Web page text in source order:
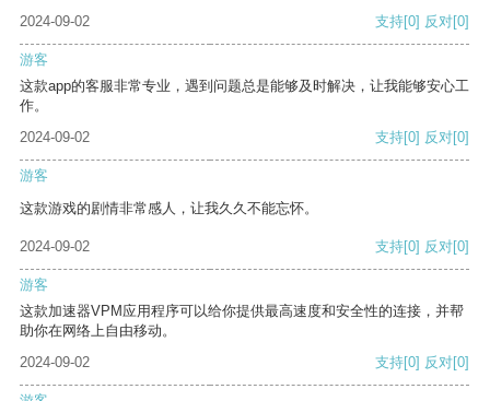
2024-09-02
支持[0] 反对[0]
游客
这款app的客服非常专业，遇到问题总是能够及时解决，让我能够安心工
作。
2024-09-02
支持[0] 反对[0]
游客
这款游戏的剧情非常感人，让我久久不能忘怀。
2024-09-02 支持[0] 反对[0]
游客
这款加速器VPM应用程序可以给你提供最高速度和安全性的连接，并帮
助你在网络上自由移动。
2024-09-02
支持[0] 反对[0]